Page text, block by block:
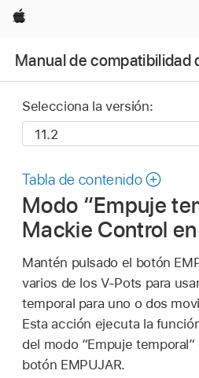
Apple
Selecciona la versión:
Tabla de contenido
Modo “Empuje
Mackie Control
Mantén pulsado el botón
varios de los V-Pots para
temporal para uno o dos
Esta acción ejecuta la
del modo “Empuje
botón EMPUJAR.